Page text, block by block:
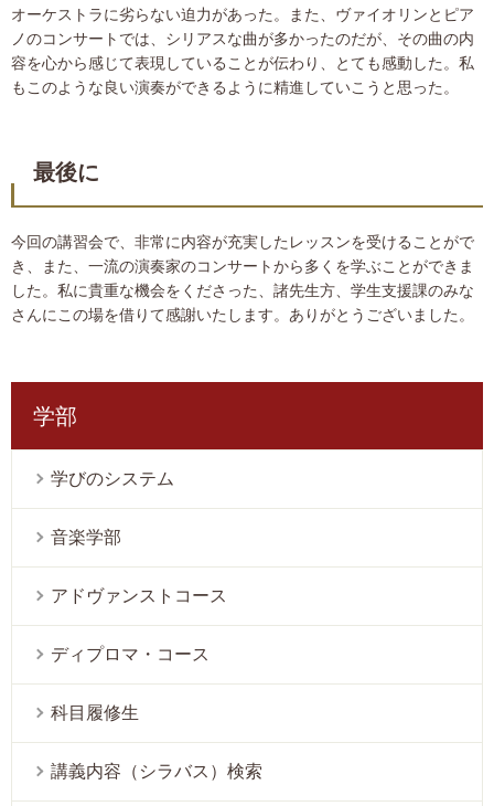
オーケストラに劣らない迫力があった。また、ヴァイオリンとピア
ノのコンサートでは、シリアスな曲が多かったのだが、その曲の内
容を心から感じて表現していることが伝わり、とても感動した。私
もこのような良い演奏ができるように精進していこうと思った。
最後に
今回の講習会で、非常に内容が充実したレッスンを受けることがで
き、また、一流の演奏家のコンサートから多くを学ぶことができま
した。私に貴重な機会をくださった、諸先生方、学生支援課のみな
さんにこの場を借りて感謝いたします。ありがとうございました。
学部
学びのシステム
音楽学部
アドヴァンストコース
ディプロマ・コース
科目履修生
講義内容（シラバス）検索